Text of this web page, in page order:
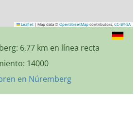
Leaflet | Map data © OpenStreetMap contributors, CC-BY-SA
6,77 km en línea recta
14000
en Núremberg